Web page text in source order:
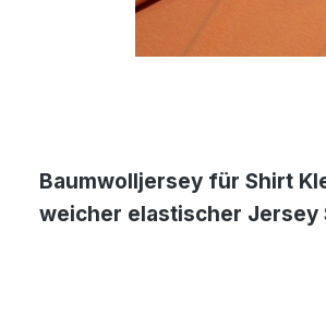
Baumwolljersey für Shirt
weicher elastischer Jersey